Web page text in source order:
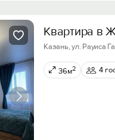
Квартира в
Казань, ул. Рауиса
36м2 4